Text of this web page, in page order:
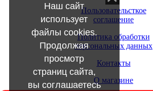
Пользовательсткое
соглашение
Политика обработки
персональных данных
Контакты
О магазине
Наш сайт
использует
файлы cookies.
Продолжая
просмотр
страниц сайта,
вы соглашаетесь